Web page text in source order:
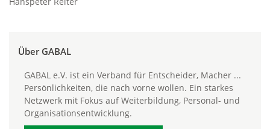
Über GABAL
GABAL e.V. ist ein Verband für Entscheider, Macher ...
Persönlichkeiten, die nach vorne wollen. Ein starkes
Netzwerk mit Fokus auf Weiterbildung, Personal- und
Organisationsentwicklung.